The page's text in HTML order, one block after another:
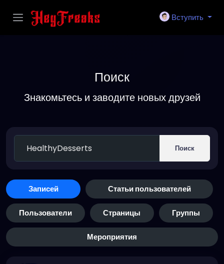
Вступить
Поиск
Знакомьтесь и заводите новых друзей
Поиск
Записей Статьи пользователей
Пользователи Страницы Группы
Мероприятия